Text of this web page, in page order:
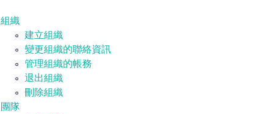
組織
建立組織
變更組織的聯絡資訊
管理組織的帳務
退出組織
刪除組織
團隊